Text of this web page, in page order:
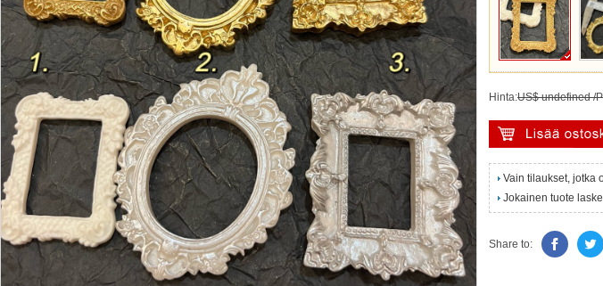
Hinta:US$ undefined /
Vain tilaukset, jotka
Jokainen tuote
Share to: